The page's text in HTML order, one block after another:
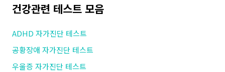
건강관련 테스트 모음
ADHD 자가진단 테스트
공황장애 자가진단 테스트
우울증 자가진단 테스트